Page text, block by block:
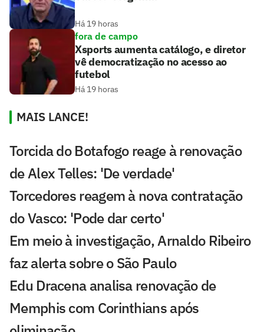
Há 19 horas
fora de campo
Xsports aumenta catálogo, e diretor
vê democratização no acesso ao
futebol
Há 19 horas
MAIS LANCE!
Torcida do Botafogo reage à renovação
de Alex Telles: 'De verdade'
Torcedores reagem à nova contratação
do Vasco: 'Pode dar certo'
Em meio à investigação, Arnaldo Ribeiro
faz alerta sobre o São Paulo
Edu Dracena analisa renovação de
Memphis com Corinthians após